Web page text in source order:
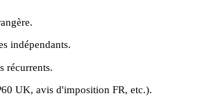
indépendants.
récurrents.
UK, avis d'imposition FR, etc.).